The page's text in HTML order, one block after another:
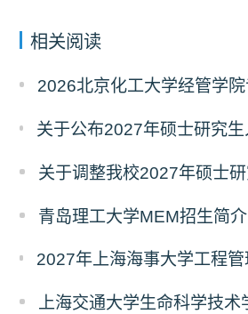
相关阅读
青岛理工大学MEM招生简介